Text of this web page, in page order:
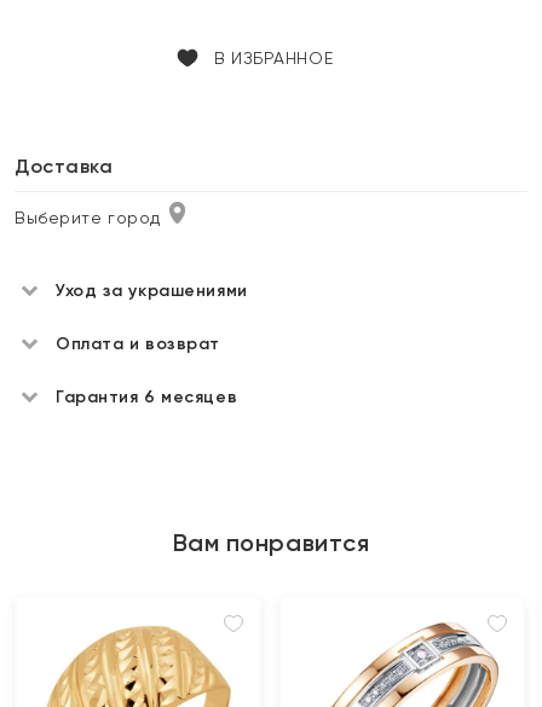
В ИЗБРАННОЕ
Доставка
Выберите город
Уход за украшениями
Оплата и возврат
Гарантия 6 месяцев
Вам понравится